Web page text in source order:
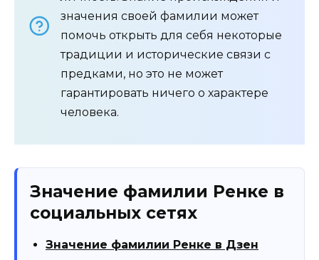
значения своей фамилии может
помочь открыть для себя некоторые
традиции и исторические связи с
предками, но это не может
гарантировать ничего о характере
человека.
Значение фамилии Ренке в
социальных сетях
Значение фамилии Ренке в Дзен